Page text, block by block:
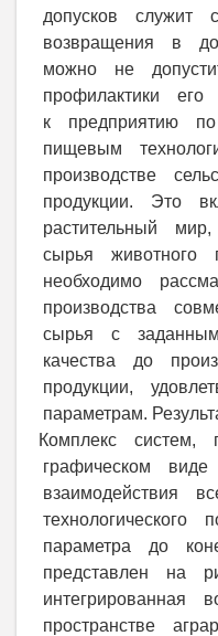
допусков служит
возвращения в
можно не
профилактики
к предприятию
пищевым
производстве
продукции. Это
растительный
сырья животного
необходимо
производства
сырья с
качества до
продукции,
параметрам.
Комплекс систем,
графическом виде
взаимодействия
технологического
параметра до
представлен на
пространстве